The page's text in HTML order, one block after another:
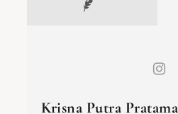
Krisna Putra Pratama